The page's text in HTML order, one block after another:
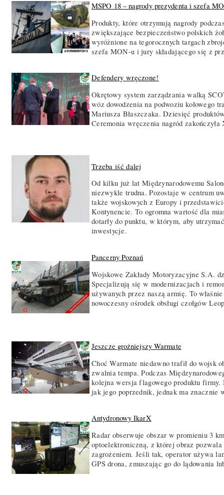
MSPO 18 – nagrody prezydenta i szefa
Produkty, które otrzymują nagrody
zwiększające bezpieczeństwo polskich
wyróżnione na tegorocznych targach
szefa MON-u i jury składającego się z
Defendery wręczone!
Okrętowy system zarządzania walką
wóz dowodzenia na podwoziu kołowego
Mariusza Błaszczaka. Dziesięć
Ceremonia wręczenia nagród
Trzeba iść dalej
Od kilku już lat Międzynarodowemu
niezwykle trudna. Pozostaje w centrum
także wojskowych z Europy i
Kontynencie. To ogromna wartość dla
dotarły do punktu, w którym, aby
inwestycje.
Pancerny Poznań
Wojskowe Zakłady Motoryzacyjne S.A.
Specjalizują się w modernizacjach i
używanych przez naszą armię. To
nowoczesny ośrodek obsługi czołgów
Jeszcze groźniejszy Warmate
Choć Warmate niedawno trafił do wojsk
zwalnia tempa. Podczas
kolejna wersja flagowego produktu
jak jego poprzednik, jednak ma znacznie
Antydronowy IkarX
Radar obserwuje obszar w promieniu 3
optoelektroniczną, z której obraz
zagrożeniem. Jeśli tak, operator używa
GPS drona, zmuszając go do lądowania